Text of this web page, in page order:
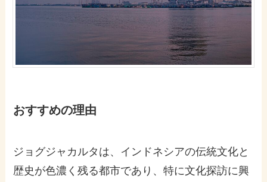
おすすめの理由
ジョグジャカルタは、インドネシアの伝統文化と
歴史が色濃く残る都市であり、特に文化探訪に興